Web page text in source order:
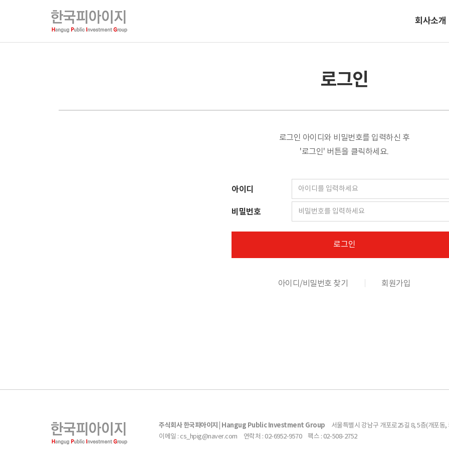
회사소개
로그인
로그인 아이디와 비밀번호를 입력하신 후
'로그인' 버튼을 클릭하세요.
아이디
비밀번호
로그인
아이디/비밀번호 찾기 회원가입
주식회사 한국피아이지 | Hangug Public Investment Group
서울특별시 강남구 개포로25길 8, 5층(개포동,
이메일 : cs_hpig@naver.com
연락처 : 02-6952-9570 팩스 : 02-508-2752